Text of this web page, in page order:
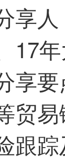
享
17
享
贸
跟